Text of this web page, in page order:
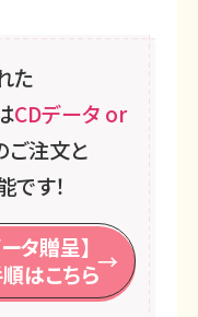
た
CDデータ or
ご注文と
です！
タ贈呈】
はこちら